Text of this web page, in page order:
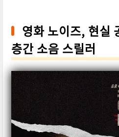
영화 노이즈, 현실
층간 소음 스릴러